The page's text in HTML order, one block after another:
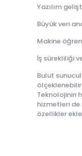
Yazılım
Büyük veri
Makine
İş sürekliliği
Bulut
Teknolojinin
hizmetleri de
özellikler